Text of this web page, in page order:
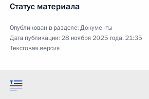
Статус материала
Опубликован в разделе:Документы
Дата публикации:28 ноября 2025 года, 21:35
Текстовая версия